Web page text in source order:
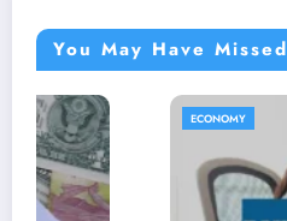
You May Have Missed
ECONOMY